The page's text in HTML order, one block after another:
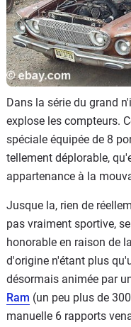
Moto
Marques
Dans la série du grand
explose les compteurs.
spéciale équipée de 8
tellement déplorable,
appartenance à la
Jusque la, rien de
pas vraiment sportive,
honorable en raison de
d'origine n'étant plus
désormais animée par
Ram (un peu plus de
manuelle 6 rapports